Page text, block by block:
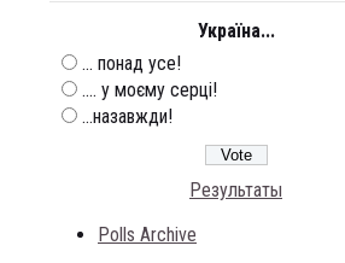
Україна...
... понад усе!
.... у моєму серці!
...назавжди!
Результаты
Polls Archive